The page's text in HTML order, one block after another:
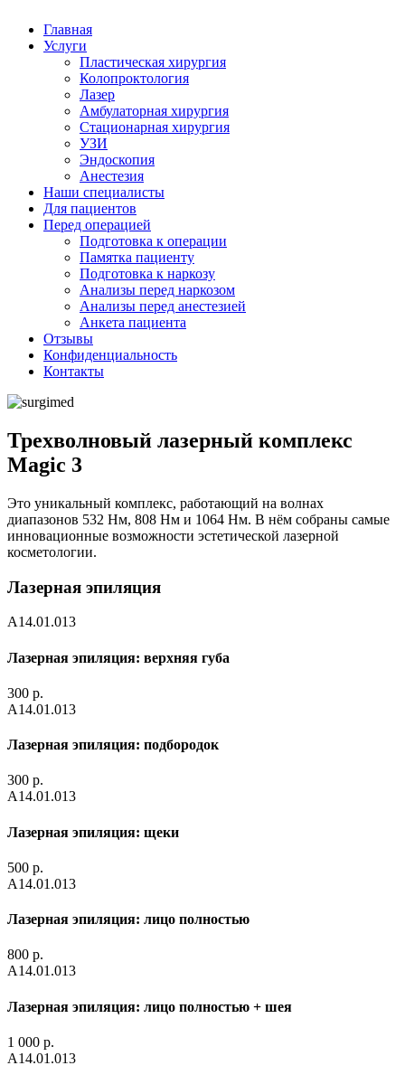
Главная
Услуги
Пластическая хирургия
Колопроктология
Лазер
Амбулаторная хирургия
Стационарная хирургия
УЗИ
Эндоскопия
Анестезия
Наши специалисты
Для пациентов
Перед операцией
Подготовка к операции
Памятка пациенту
Подготовка к наркозу
Анализы перед наркозом
Анализы перед анестезией
Анкета пациента
Отзывы
Конфиденциальность
Контакты
Трехволновый лазерный комплекс
Magic 3
Это уникальный комплекс, работающий на волнах
диапазонов 532 Нм, 808 Нм и 1064 Нм. В нём собраны самые
инновационные возможности эстетической лазерной
косметологии.
Лазерная эпиляция
А14.01.013
Лазерная эпиляция: верхняя губа
300 р.
А14.01.013
Лазерная эпиляция: подбородок
300 р.
А14.01.013
Лазерная эпиляция: щеки
500 р.
А14.01.013
Лазерная эпиляция: лицо полностью
800 р.
А14.01.013
Лазерная эпиляция: лицо полностью + шея
1 000 р.
А14.01.013